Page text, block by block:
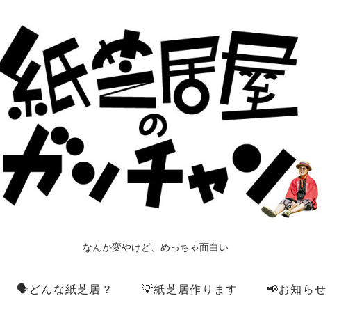
なんか変やけど、めっちゃ面白い
🗣️どんな紙芝居？ 💡紙芝居作ります 📢お知らせ